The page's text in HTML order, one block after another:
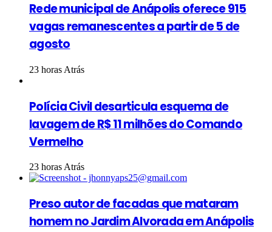
Rede municipal de Anápolis oferece 915
vagas remanescentes a partir de 5 de
agosto
23 horas Atrás
Polícia Civil desarticula esquema de
lavagem de R$ 11 milhões do Comando
Vermelho
23 horas Atrás
Preso autor de facadas que mataram
homem no Jardim Alvorada em Anápolis